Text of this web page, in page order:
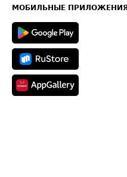
Техническая информация
МОБИЛЬНЫЕ ПРИЛОЖЕНИЯ